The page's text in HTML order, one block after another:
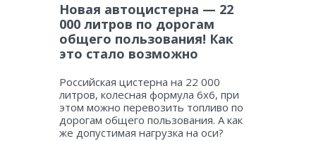
Новая автоцистерна — 22
000 литров по дорогам
общего пользования! Как
это стало возможно
Российская цистерна на 22 000
литров, колесная формула 6х6, при
этом можно перевозить топливо по
дорогам общего пользования. А как
же допустимая нагрузка на оси?